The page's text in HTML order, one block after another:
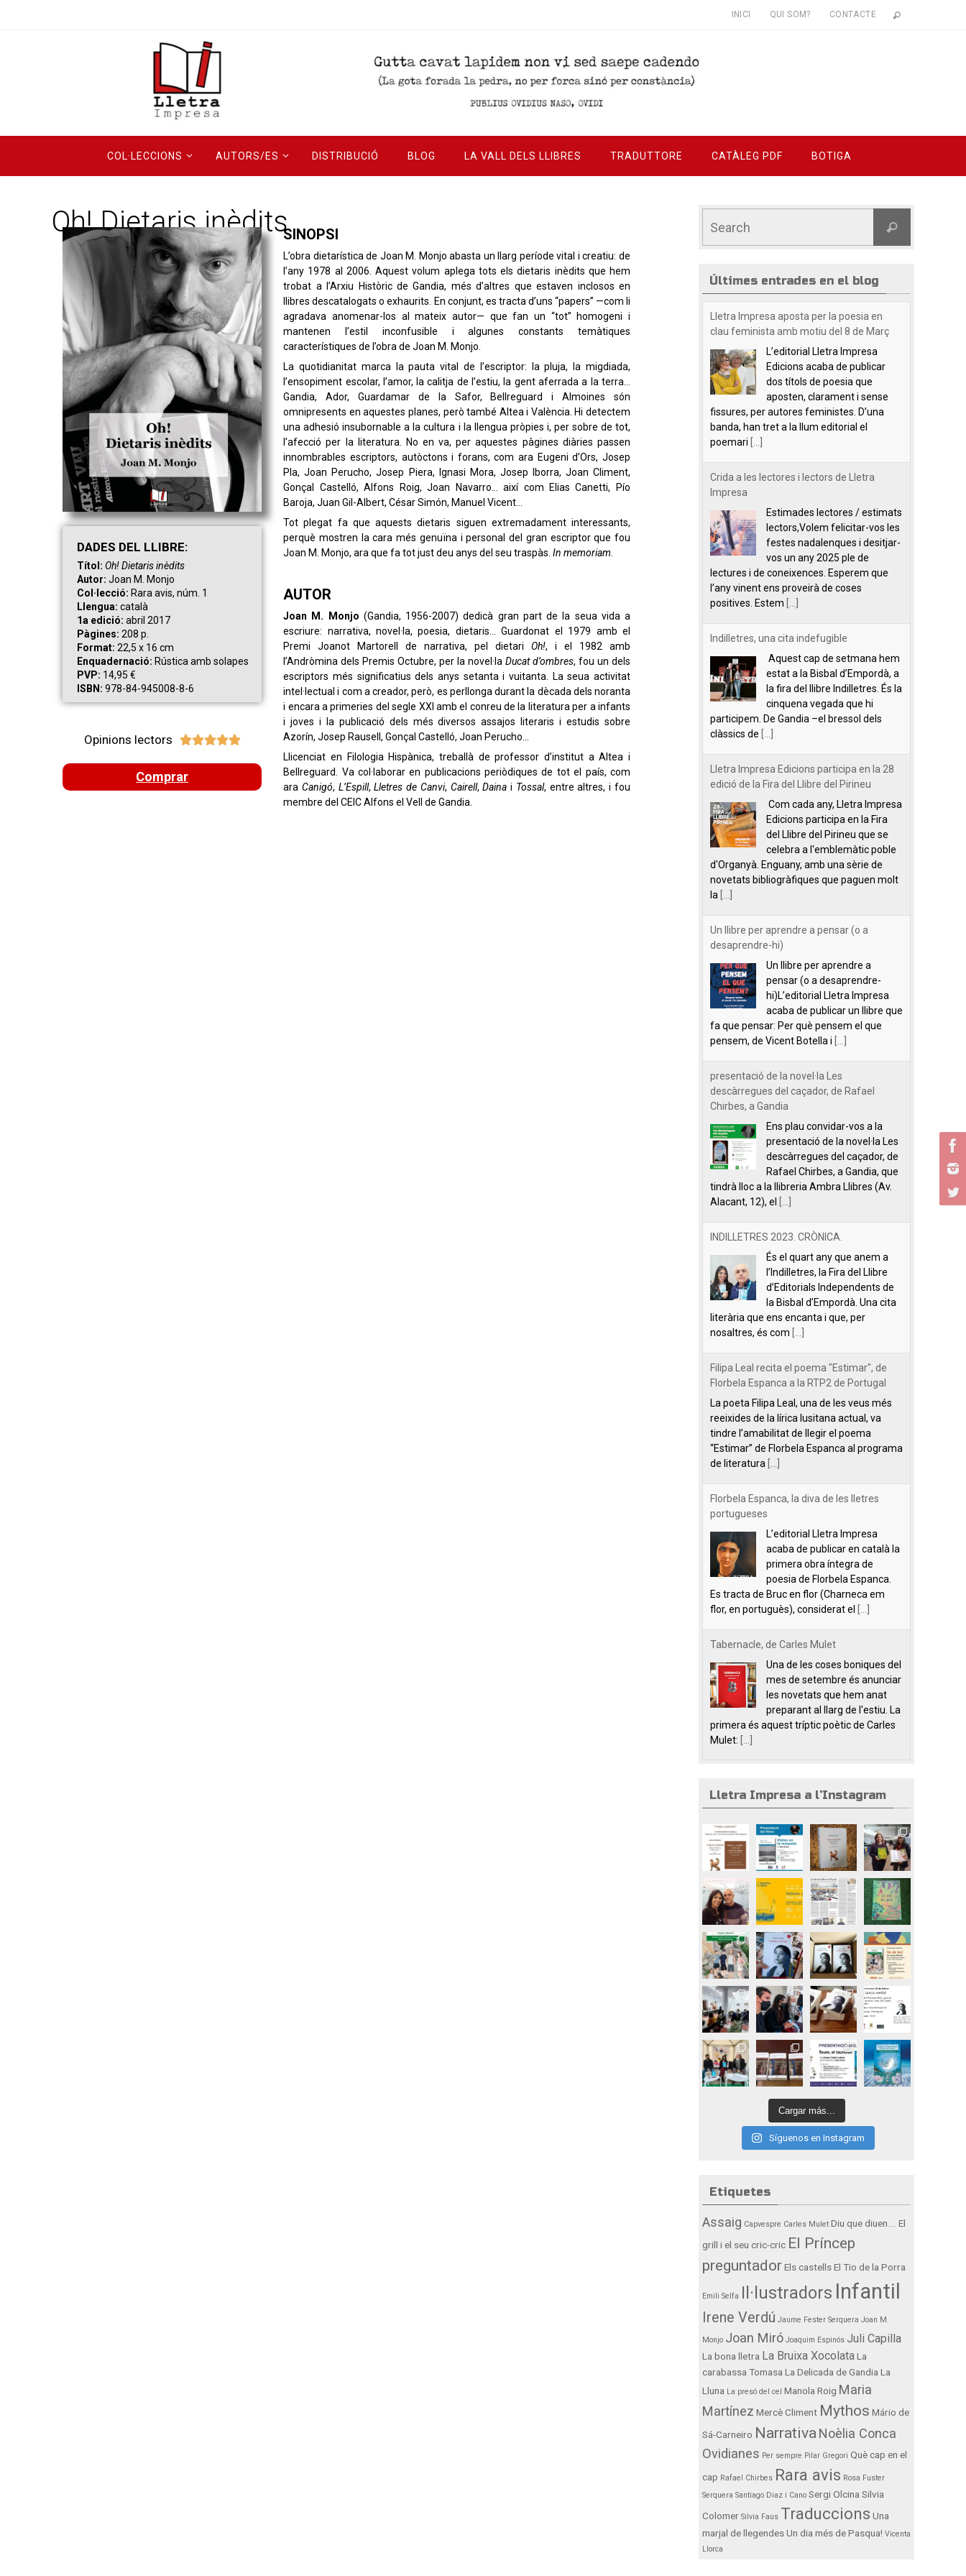
INICI QUI SOM? CONTACTE
COL·LECCIONS AUTORS/ES DISTRIBUCIÓ BLOG LA VALL DELS LLIBRES TRADUTTORE CATÀLEG PDF BOTIGA
Oh! Dietaris inèdits
DADES DEL LLIBRE:
Títol: Oh! Dietaris inèdits
Autor: Joan M. Monjo
Col·lecció: Rara avis, núm. 1
Llengua: català
1a edició: abril 2017
Pàgines: 208 p.
Format: 22,5 x 16 cm
Enquadernació: Rústica amb solapes
PVP: 14,95 €
ISBN: 978-84-945008-8-6
Opinions lectors 
Comprar
SINOPSI
L’obra dietarística de Joan M. Monjo abasta un llarg període vital i creatiu: de
l’any 1978 al 2006. Aquest volum aplega tots els dietaris inèdits que hem
trobat a l’Arxiu Històric de Gandia, més d’altres que estaven inclosos en
llibres descatalogats o exhaurits. En conjunt, es tracta d’uns “papers” —com li
agradava anomenar-los al mateix autor— que fan un “tot” homogeni i
mantenen l’estil inconfusible i algunes constants temàtiques
característiques de l’obra de Joan M. Monjo.
La quotidianitat marca la pauta vital de l’escriptor: la pluja, la migdiada,
l’ensopiment escolar, l’amor, la calitja de l’estiu, la gent aferrada a la terra…
Gandia, Ador, Guardamar de la Safor, Bellreguard i Almoines són
omnipresents en aquestes planes, però també Altea i València. Hi detectem
una adhesió insubornable a la cultura i la llengua pròpies i, per sobre de tot,
l’afecció per la literatura. No en va, per aquestes pàgines diàries passen
innombrables escriptors, autòctons i forans, com ara Eugeni d’Ors, Josep
Pla, Joan Perucho, Josep Piera, Ignasi Mora, Josep Iborra, Joan Climent,
Gonçal Castelló, Alfons Roig, Joan Navarro… així com Elias Canetti, Pío
Baroja, Juan Gil-Albert, César Simón, Manuel Vicent…
Tot plegat fa que aquests dietaris siguen extremadament interessants,
perquè mostren la cara més genuïna i personal del gran escriptor que fou
Joan M. Monjo, ara que fa tot just deu anys del seu traspàs.In memoriam
AUTOR
Joan M. Monjo (Gandia, 1956-2007) dedicà gran part de la seua vida a
escriure: narrativa, novel·la, poesia, dietaris… Guardonat el 1979 amb el
Premi Joanot Martorell de narrativa, pel dietari Oh!, i el 1982 amb
l’Andròmina dels Premis Octubre, per la novel·laDucat d’ombres, fou un dels
escriptors més significatius dels anys setanta i vuitanta. La seua activitat
intel·lectual i com a creador, però, es perllonga durant la dècada dels noranta
i encara a primeries del segle XXI amb el conreu de la literatura per a infants
i joves i la publicació dels més diversos assajos literaris i estudis sobre
Azorín, Josep Rausell, Gonçal Castelló, Joan Perucho…
Llicenciat en Filologia Hispànica, treballà de professor d’institut a Altea i
Bellreguard. Va col·laborar en publicacions periòdiques de tot el país, com
ara Canigó, L’Espill, Lletres de Canvi, Cairell,Daina i Tossal, entre altres, i fou
membre del CEIC Alfons el Vell de Gandia.
Últimes entrades en el blog
Lletra Impresa aposta per la poesia en
clau feminista amb motiu del 8 de Març
L’editorial Lletra Impresa
Edicions acaba de publicar
dos títols de poesia que
aposten, clarament i sense
fissures, per autores feministes. D’una
banda, han tret a la llum editorial el
poemari
Crida a les lectores i lectors de Lletra
Impresa
Estimades lectores / estimats
lectors,Volem felicitar-vos les
festes nadalenques i desitjar-
vos un any 2025 ple de
lectures i de coneixences. Esperem que
l’any vinent ens proveirà de coses
positives. Estem
Indilletres, una cita indefugible
Aquest cap de setmana hem
estat a la Bisbal d’Empordà, a
la fira del llibre Indilletres. És la
cinquena vegada que hi
participem. De Gandia –el bressol dels
clàssics de
Lletra Impresa Edicions participa en la 28
edició de la Fira del Llibre del Pirineu
Com cada any, Lletra Impresa
Edicions participa en la Fira
del Llibre del Pirineu que se
celebra a l'emblemàtic poble
d'Organyà. Enguany, amb una sèrie de
novetats bibliogràfiques que paguen molt
la
Un llibre per aprendre a pensar (o a
desaprendre-hi)
Un llibre per aprendre a
pensar (o a desaprendre-
hi)L’editorial Lletra Impresa
acaba de publicar un llibre que
fa que pensar: Per què pensem el que
pensem, de Vicent Botella i
presentació de la novel·la Les
descàrregues del caçador, de Rafael
Chirbes, a Gandia
Ens plau convidar-vos a la
presentació de la novel·la Les
descàrregues del caçador, de
Rafael Chirbes, a Gandia, que
tindrà lloc a la llibreria Ambra Llibres (Av.
Alacant, 12), el
INDILLETRES 2023. CRÒNICA.
És el quart any que anem a
l’Indilletres, la Fira del Llibre
d’Editorials Independents de
la Bisbal d’Empordà. Una cita
literària que ens encanta i que, per
nosaltres, és com
Filipa Leal recita el poema "Estimar", de
Florbela Espanca a la RTP2 de Portugal
La poeta Filipa Leal, una de les veus més
reeixides de la lírica lusitana actual, va
tindre l’amabilitat de llegir el poema
“Estimar” de Florbela Espanca al programa
de literatura
Florbela Espanca, la diva de les lletres
portugueses
L’editorial Lletra Impresa
acaba de publicar en català la
primera obra íntegra de
poesia de Florbela Espanca.
Es tracta de Bruc en flor (Charneca em
flor, en portuguès), considerat el
Tabernacle, de Carles Mulet
Una de les coses boniques del
mes de setembre és anunciar
les novetats que hem anat
preparant al llarg de l'estiu. La
primera és aquest tríptic poètic de Carles
Mulet:
Lletra Impresa a l’Instagram
Cargar más...
Síguenos en Instagram
Etiquetes
Assaig Capvespre Carles Mulet Diu que diuen...
El
grill i el seu cric-cric El Príncep
preguntadorEls castellsEl Tio de la Porra
Emili Selfa Il·lustradors Infantil
Irene Verdú Jaume Fester Serquera Joan M.
Monjo Joan Miró Joaquim Espinós Juli Capilla
La bona lletra La Bruixa XocolataLa
carabassa Tomasa La Delicada de Gandia La
Lluna La presó del cel Manola Roig Maria
Martínez Mercè Climent Mythos Mário de
Sá-Carneiro NarrativaNoèlia Conca
Ovidianes Per sempre Pilar Gregori Què cap en el
cap Rafael Chirbes Rara avis Rosa Fuster
Serquera Santiago Diaz i Cano Sergi Olcina Silvia
Colomer Silvia Faus Traduccions Una
marjal de llegendesUn dia més de Pasqua! Vicenta
Llorca